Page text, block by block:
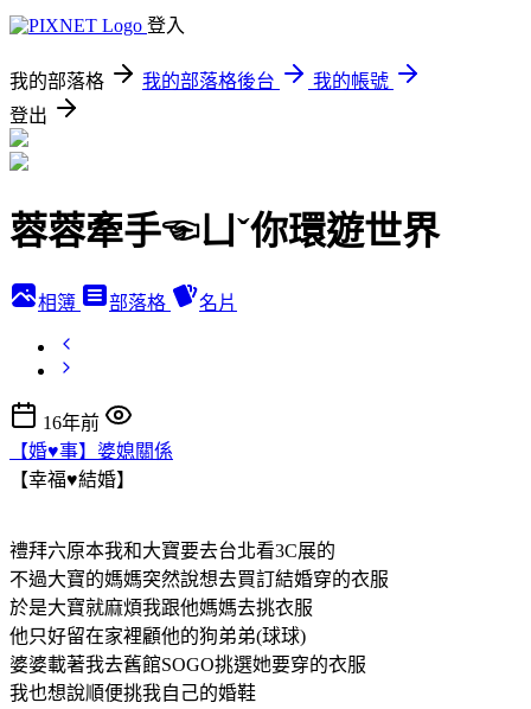
登入
我的部落格 我的部落格後台
我的帳號
登出
蓉蓉牽手☜ㄩˇ你環遊世界
相簿 部落格 名片
16年前
【婚♥事】婆媳關係
【幸福♥結婚】
禮拜六原本我和大寶要去台北看3C展的
不過大寶的媽媽突然說想去買訂結婚穿的衣服
於是大寶就麻煩我跟他媽媽去挑衣服
他只好留在家裡顧他的狗弟弟(球球)
婆婆載著我去舊館SOGO挑選她要穿的衣服
我也想說順便挑我自己的婚鞋